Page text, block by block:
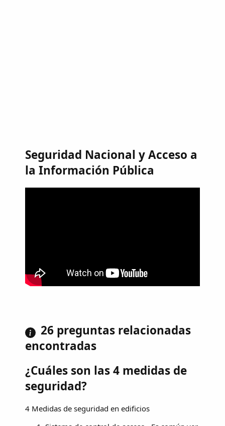
Seguridad Nacional y Acceso a
la Información Pública
26 preguntas relacionadas
encontradas
¿Cuáles son las 4 medidas de
seguridad?
4 Medidas de seguridad en edificios